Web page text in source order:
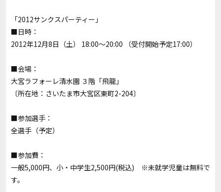
「2012サンクスパーティー」
■日時：
2012年12月8日（土） 18:00～20:00 （受付開始予定17:00）
■会場：
大宮ラフォーレ清水園 ３階「飛龍」
〔所在地：さいたま市大宮区東町2-204〕
■参加選手：
全選手（予定）
■参加費：
一般5,000円、小・中学生2,500円(税込) ※未就学児童は無料で
す。